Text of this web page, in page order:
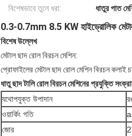
বিশেষভাবে তুলে ধরা: ধাতুর পাত
0.3-0.7mm 8.5 KW হাইড্রোলিক মেটাল
বিশেষ উল্লেখ
মেটাল ছাদ রোল বিরচন মেশিন:
প্রোফাইলের মেটাল ছাদ রোল মেশিন বিরচন কলাই
ধাতু ছাদ টালি রোল বিরচন মেশিনের প্রযুক্তি
যথোপযুক্ত উপাদান
ওয়ার্কিং গতি
জোর